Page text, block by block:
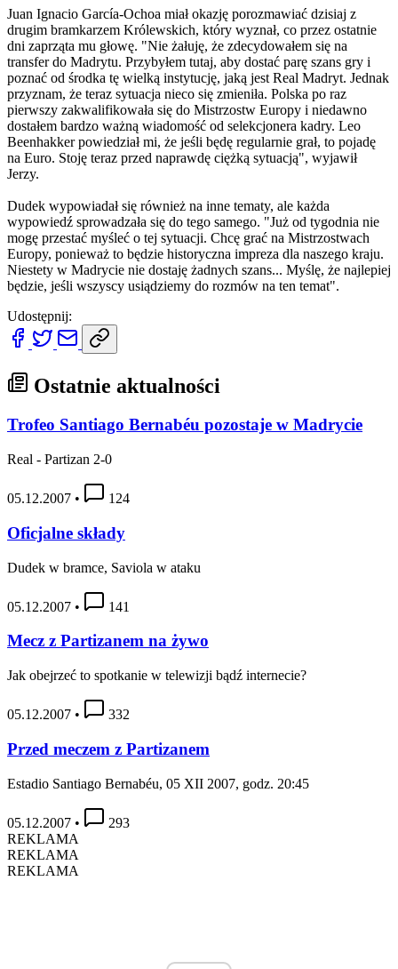
Juan Ignacio García-Ochoa miał okazję porozmawiać dzisiaj z
drugim bramkarzem Królewskich, który wyznał, co przez ostatnie
dni zaprząta mu głowę. "Nie żałuję, że zdecydowałem się na
transfer do Madrytu. Przybyłem tutaj, aby dostać parę szans gry i
poznać od środka tę wielką instytucję, jaką jest Real Madryt. Jednak
przyznam, że teraz sytuacja nieco się zmieniła. Polska po raz
pierwszy zakwalifikowała się do Mistrzostw Europy i niedawno
dostałem bardzo ważną wiadomość od selekcjonera kadry. Leo
Beenhakker powiedział mi, że jeśli będę regularnie grał, to pojadę
na Euro. Stoję teraz przed naprawdę ciężką sytuacją", wyjawił
Jerzy.
Dudek wypowiadał się również na inne tematy, ale każda
wypowiedź sprowadzała się do tego samego. "Już od tygodnia nie
mogę przestać myśleć o tej sytuacji. Chcę grać na Mistrzostwach
Europy, ponieważ to będzie historyczna impreza dla naszego kraju.
Niestety w Madrycie nie dostaję żadnych szans... Myślę, że najlepiej
będzie, jeśli wszyscy usiądziemy do rozmów na ten temat".
Udostępnij:
Ostatnie aktualności
Trofeo Santiago Bernabéu pozostaje w Madrycie
Real - Partizan 2-0
05.12.2007 • 124
Oficjalne składy
Dudek w bramce, Saviola w ataku
05.12.2007 • 141
Mecz z Partizanem na żywo
Jak obejrzeć to spotkanie w telewizji bądź internecie?
05.12.2007 • 332
Przed meczem z Partizanem
Estadio Santiago Bernabéu, 05 XII 2007, godz. 20:45
05.12.2007 •
293
REKLAMA
REKLAMA
REKLAMA